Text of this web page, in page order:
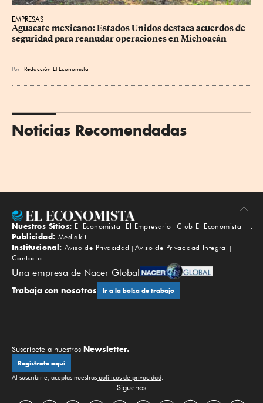
EMPRESAS
Aguacate mexicano: Estados Unidos destaca acuerdos de
seguridad para reanudar operaciones en Michoacán
Por Redacción El Economista
Noticias Recomendadas
Subir
Nuestros Sitios: El Economista El Empresario
Club El Economista
Publicidad: Mediakit
Institucional: Aviso de Privacidad
Aviso de Privacidad Integral
Contacto
Una empresa de Nacer Global
Trabaja con nosotros Ir a la bolsa de trabajo
Suscríbete a nuestros Newsletter.
Regístrate aquí
Al suscribirte, aceptas nuestras políticas de privacidad.
Síguenos